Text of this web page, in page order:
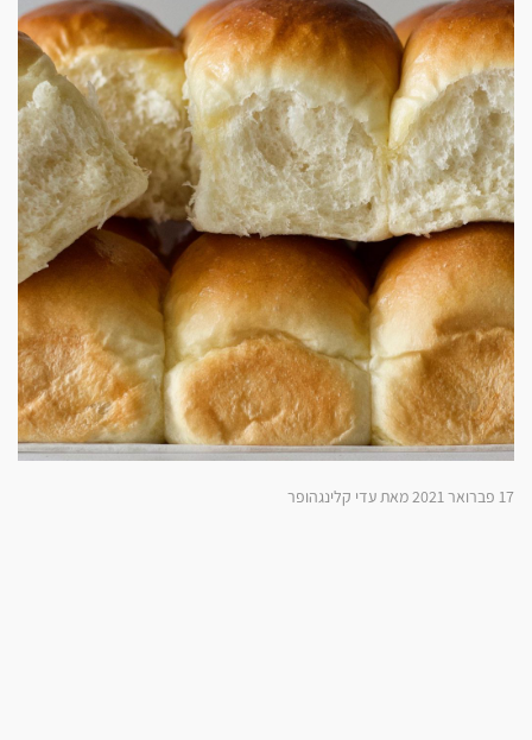
17 פברואר 2021 מאת עדי קלינגהופר